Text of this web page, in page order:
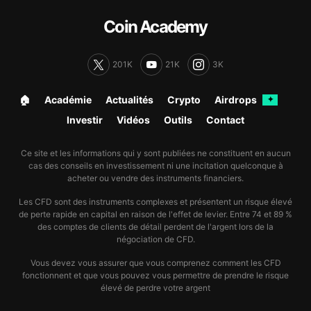
Coin Academy
201K 21K 3K
🏠︎ Académie Actualités Crypto Airdrops ✦
Investir Vidéos Outils Contact
Ce site et les informations qui y sont publiées ne constituent en aucun
cas des conseils en investissement ni une incitation quelconque à
acheter ou vendre des instruments financiers.
Les CFD sont des instruments complexes et présentent un risque élevé
de perte rapide en capital en raison de l'effet de levier. Entre 74 et 89 %
des comptes de clients de détail perdent de l'argent lors de la
négociation de CFD.
Vous devez vous assurer que vous comprenez comment les CFD
fonctionnent et que vous pouvez vous permettre de prendre le risque
élevé de perdre votre argent